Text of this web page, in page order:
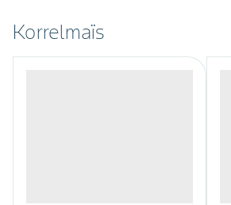
Korrelmaïs